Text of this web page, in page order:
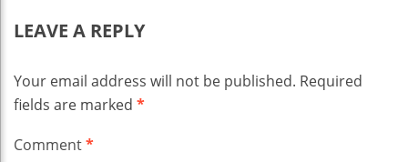
LEAVE A REPLY
Your email address will not be published. Required
fields are marked *
Comment*